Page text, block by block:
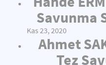
Savunma
Kas 23, 2020
Ahmet
Tez